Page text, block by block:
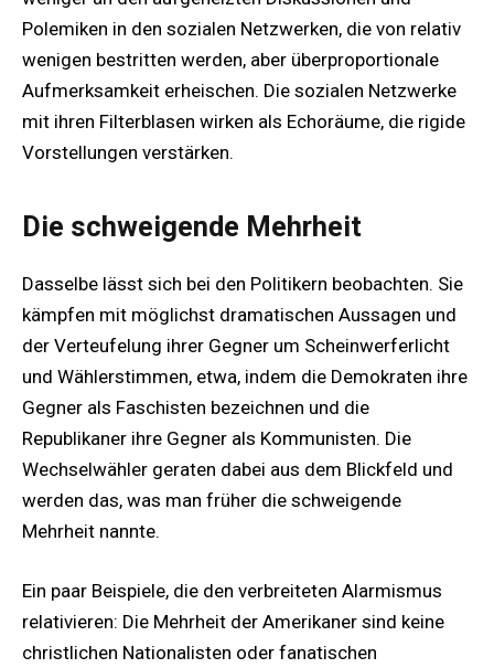
Polemiken in den sozialen Netzwerken, die von relativ
wenigen bestritten werden, aber überproportionale
Aufmerksamkeit erheischen. Die sozialen Netzwerke
mit ihren Filterblasen wirken als Echoräume, die rigide
Vorstellungen verstärken.
Die schweigende Mehrheit
Dasselbe lässt sich bei den Politikern beobachten. Sie
kämpfen mit möglichst dramatischen Aussagen und
der Verteufelung ihrer Gegner um Scheinwerferlicht
und Wählerstimmen, etwa, indem die Demokraten ihre
Gegner als Faschisten bezeichnen und die
Republikaner ihre Gegner als Kommunisten. Die
Wechselwähler geraten dabei aus dem Blickfeld und
werden das, was man früher die schweigende
Mehrheit nannte.
Ein paar Beispiele, die den verbreiteten Alarmismus
relativieren: Die Mehrheit der Amerikaner sind keine
christlichen Nationalisten oder fanatischen